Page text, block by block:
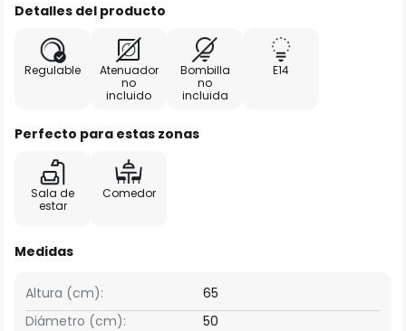
Detalles del producto
Regulable
Atenuador
no
incluido
Bombilla
no
incluida
E14
Perfecto para estas zonas
Sala de
estar
Comedor
Medidas
Altura (cm):
65
Diámetro (cm):
50